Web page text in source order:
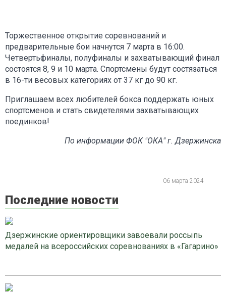
Торжественное открытие соревнований и
предварительные бои начнутся 7 марта в 16:00.
Четвертьфиналы, полуфиналы и захватывающий финал
состоятся 8, 9 и 10 марта. Спортсмены будут состязаться
в 16-ти весовых категориях от 37 кг до 90 кг.
Приглашаем всех любителей бокса поддержать юных
спортсменов и стать свидетелями захватывающих
поединков!
По информации ФОК "ОКА" г. Дзержинска
06 марта 2024
Последние новости
Дзержинские ориентировщики завоевали россыпь
медалей на всероссийских соревнованиях в «Гагарино»